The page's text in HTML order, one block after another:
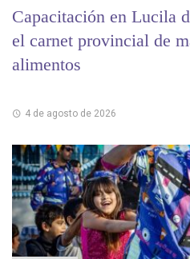
Capacitación en Lucila
el carnet provincial de
alimentos
4 de agosto de 2026